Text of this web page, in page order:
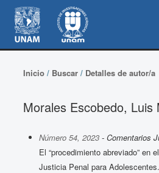
Inicio/ Buscar/ Detalles de autor/a
Morales Escobedo, Luis
Número 54, 2023- Comentarios
El “procedimiento abreviado” en
Justicia Penal para